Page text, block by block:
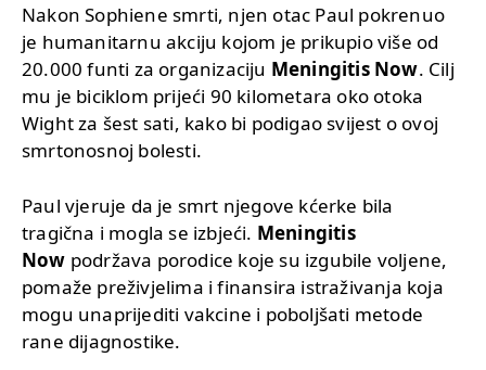
Nakon Sophiene smrti, njen otac Paul pokrenuo
je humanitarnu akciju kojom je prikupio više od
20.000 funti za organizaciju Meningitis Now. Cilj
mu je biciklom prijeći 90 kilometara oko otoka
Wight za šest sati, kako bi podigao svijest o ovoj
smrtonosnoj bolesti.
Paul vjeruje da je smrt njegove kćerke bila
tragična i mogla se izbjeći. Meningitis
Now podržava porodice koje su izgubile voljene,
pomaže preživjelima i finansira istraživanja koja
mogu unaprijediti vakcine i poboljšati metode
rane dijagnostike.